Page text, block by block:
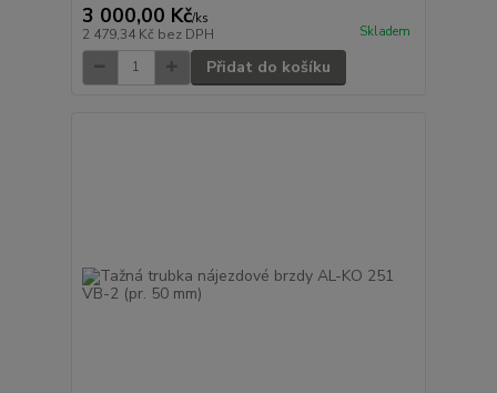
3 000,00 Kč/ks
2 479,34 Kč bez DPH Skladem
Přidat do košíku